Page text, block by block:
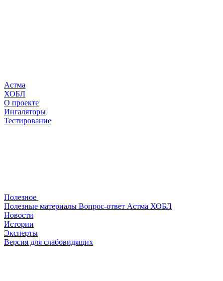
Астма
ХОБЛ
О проекте
Ингаляторы
Тестирование
Полезное
Полезные материалы Вопрос-ответ Астма ХОБЛ
Новости
Истории
Эксперты
Версия для слабовидящих